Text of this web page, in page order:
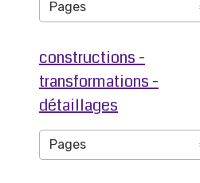
constructions -
transformations -
détaillages